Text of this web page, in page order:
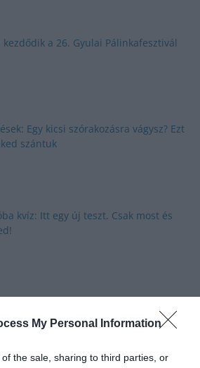
My Personal Information
the sale, sharing to third parties, or
kezdődik a 26. Gyulai Pálinkafesztivál
Egy kicsi szórakozásra vágysz? Ezt
szántuk
kvíz: Itt egy új teszt. Csak most és